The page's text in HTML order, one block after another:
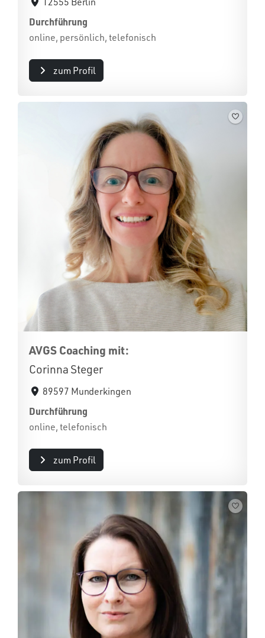
Durchführung
online, persönlich, telefonisch
zum Profil
AVGS Coaching mit:
Corinna Steger
89597 Munderkingen
Durchführung
online, telefonisch
zum Profil